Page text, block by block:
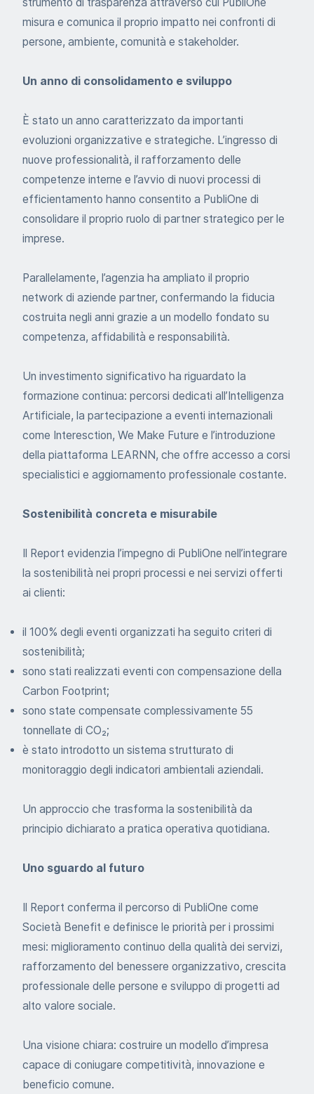
strumento di trasparenza attraverso cui PubliOne
misura e comunica il proprio impatto nei confronti di
persone, ambiente, comunità e stakeholder.
Un anno di consolidamento e sviluppo
È stato un anno caratterizzato da importanti
evoluzioni organizzative e strategiche. L’ingresso di
nuove professionalità, il rafforzamento delle
competenze interne e l’avvio di nuovi processi di
efficientamento hanno consentito a PubliOne di
consolidare il proprio ruolo di partner strategico per le
imprese.
Parallelamente, l’agenzia ha ampliato il proprio
network di aziende partner, confermando la fiducia
costruita negli anni grazie a un modello fondato su
competenza, affidabilità e responsabilità.
Un investimento significativo ha riguardato la
formazione continua: percorsi dedicati all’Intelligenza
Artificiale, la partecipazione a eventi internazionali
come Interesction, We Make Future e l’introduzione
della piattaforma LEARNN, che offre accesso a corsi
specialistici e aggiornamento professionale costante.
Sostenibilità concreta e misurabile
Il Report evidenzia l’impegno di PubliOne nell’integrare
la sostenibilità nei propri processi e nei servizi offerti
ai clienti:
il 100% degli eventi organizzati ha seguito criteri di
sostenibilità;
sono stati realizzati eventi con compensazione della
Carbon Footprint;
sono state compensate complessivamente 55
tonnellate di CO₂;
è stato introdotto un sistema strutturato di
monitoraggio degli indicatori ambientali aziendali.
Un approccio che trasforma la sostenibilità da
principio dichiarato a pratica operativa quotidiana.
Uno sguardo al futuro
Il Report conferma il percorso di PubliOne come
Società Benefit e definisce le priorità per i prossimi
mesi: miglioramento continuo della qualità dei servizi,
rafforzamento del benessere organizzativo, crescita
professionale delle persone e sviluppo di progetti ad
alto valore sociale.
Una visione chiara: costruire un modello d’impresa
capace di coniugare competitività, innovazione e
beneficio comune.